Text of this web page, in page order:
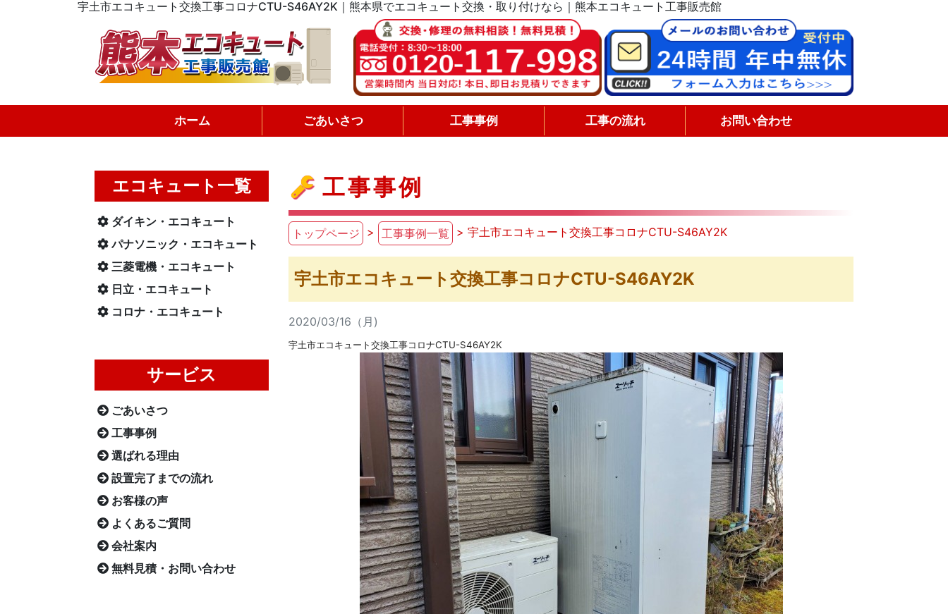
宇土市エコキュート交換工事コロナCTU-S46AY2K｜熊本県でエコキュート交換・取り付けなら｜熊本エコキュート工事販売館
ホーム ごあいさつ 工事事例 工事の流れ お問い合わせ
エコキュート一覧
ダイキン・エコキュート
パナソニック・エコキュート
三菱電機・エコキュート
日立・エコキュート
コロナ・エコキュート
サービス
ごあいさつ
工事事例
選ばれる理由
設置完了までの流れ
お客様の声
よくあるご質問
会社案内
無料見積・お問い合わせ
工事事例
トップページ > 工事事例一覧 > 宇土市エコキュート交換工事コロナCTU-S46AY2K
宇土市エコキュート交換工事コロナCTU-S46AY2K
2020/03/16（月)
宇土市エコキュート交換工事コロナCTU-S46AY2K